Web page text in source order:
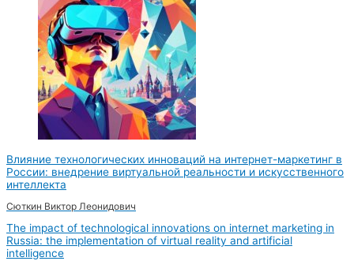
Влияние технологических инноваций на интернет-маркетинг в
России: внедрение виртуальной реальности и искусственного
интеллекта
Сюткин Виктор Леонидович
The impact of technological innovations on internet marketing in
Russia: the implementation of virtual reality and artificial
intelligence